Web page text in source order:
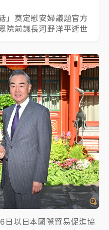
」奠定慰安婦議題官方
前議長河野洋平逝世
以日本國際貿易促進協